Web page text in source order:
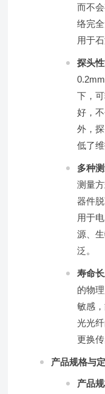
而不
络完
用于
探头
下，
好，
外，
低了
多种
测量
器件
用于
源、
泛。
寿命
的物
敏感
光光
更换
产品规格与
产品